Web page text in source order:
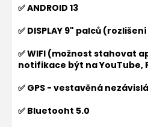
✅ ANDROID 13
✅ DISPLAY 9" palců
✅ WIFI (možnost stahovat
notifikace být na YouTube,
✅ GPS - vestavěná
✅ Bluetooht 5.0